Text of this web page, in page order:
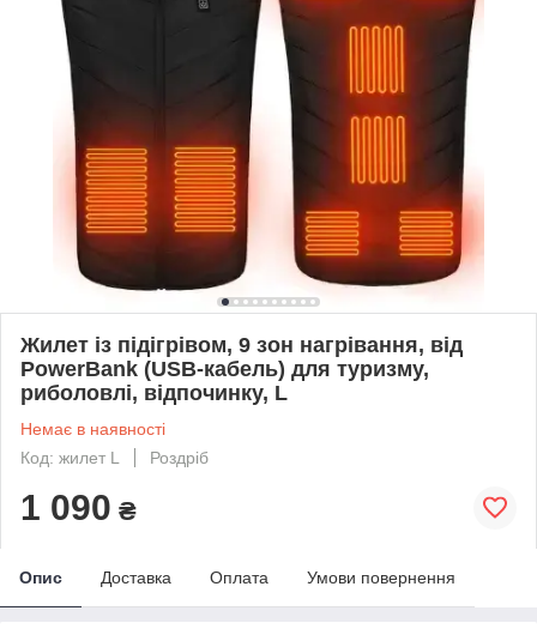
Жилет із підігрівом, 9 зон нагрівання, від
PowerBank (USB-кабель) для туризму,
риболовлі, відпочинку, L
Немає в наявності
Код: жилет L
Роздріб
1 090 ₴
Опис Доставка Оплата Умови повернення